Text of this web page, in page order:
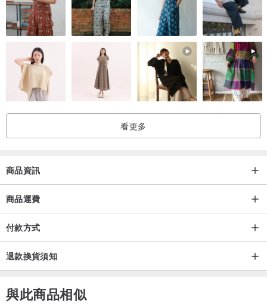
看更多
商品資訊
商品運費
付款方式
退款換貨須知
與此商品相似